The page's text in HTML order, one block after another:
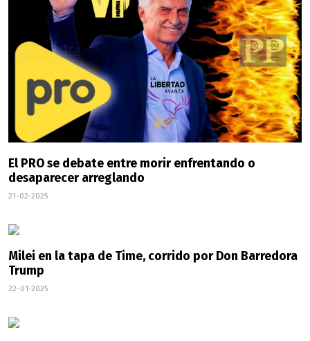
El PRO se debate entre morir enfrentando o
desaparecer arreglando
21-02-2025
Milei en la tapa de Time, corrido por Don Barredora
Trump
22-01-2025